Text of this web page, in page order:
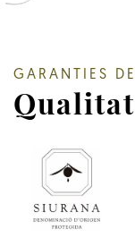
GARANTIES DE
Qualitat